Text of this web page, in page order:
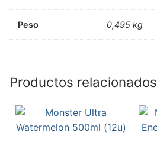
Peso 0,495 kg
Productos relacionados